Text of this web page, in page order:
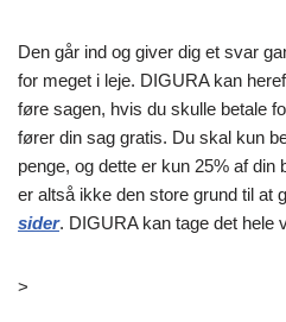
Den går ind og giver dig et svar
for meget i leje. DIGURA kan
føre sagen, hvis du skulle betale
fører din sag gratis. Du skal kun
penge, og dette er kun 25% af
er altså ikke den store grund til at
sider. DIGURA kan tage det hele
>